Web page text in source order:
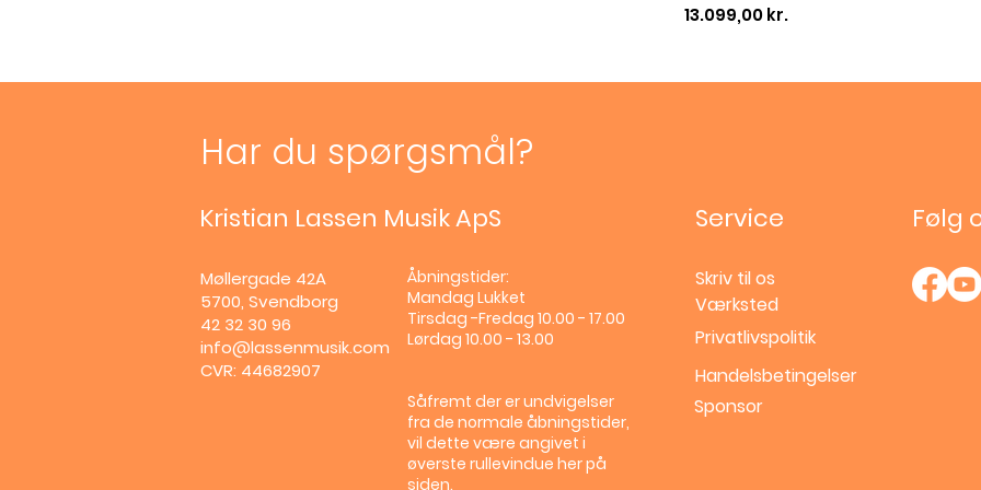
Pris
13.099,00 kr.
Har du spørgsmål?
Kristian Lassen Musik ApS
Møllergade 42A
5700, Svendborg
42 32 30 96
info@lassenmusik.com
CVR: 44682907
Åbningstider:
Mandag Lukket
Tirsdag -Fredag 10.00 - 17.00
Lørdag 10.00 - 13.00
Såfremt der er undvigelser
fra de normale åbningstider,
vil dette være angivet i
øverste rullevindue her på
siden.
Service
Skriv til os
Værksted
Følg
Privatlivspolitik
Handelsbetingelser
Sponsor